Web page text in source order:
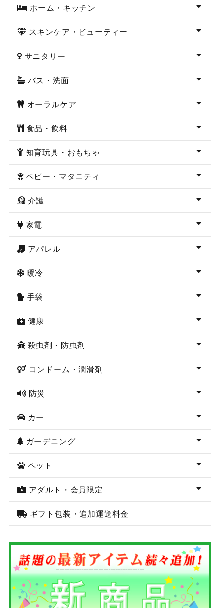
ホーム・キッチン
スキンケア・ビューティー
サニタリー
バス・洗面
オーラルケア
食品・飲料
知育玩具・おもちゃ
ベビー・マタニティ
介護
家電
アパレル
暖冷
手袋
健康
殺虫剤・防虫剤
コンドーム・潤滑剤
防災
カー
ガーデニング
ペット
アダルト・会員限定
ギフト包装・追加運送料金